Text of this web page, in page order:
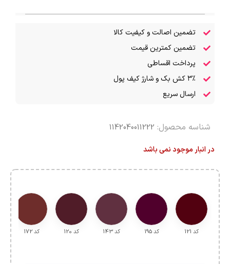
تضمین اصالت و کیفیت کالا
تضمین کمترین قیمت
پرداخت اقساطی
۳٪ کش بک و شارژ کیف پول
ارسال سریع
شناسه محصول: 1142040011222
در انبار موجود نمی باشد
کد 121 کد 195 کد 143 کد 120 کد 172